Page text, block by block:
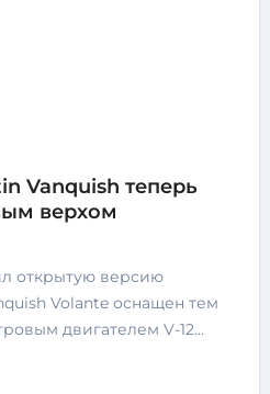
Vanquish теперь
верхом
Volante оснащен тем
двигателем V-12…